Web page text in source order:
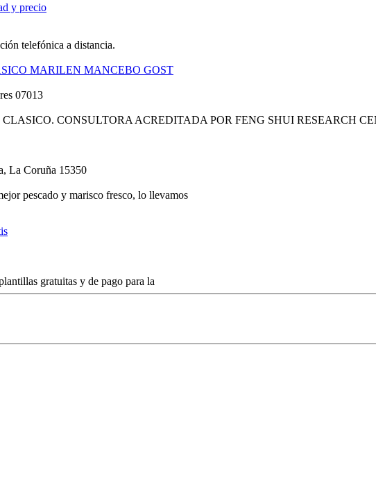
y precio
telefónica a distancia.
MARILEN MANCEBO GOST
07013
CONSULTORA ACREDITADA POR FENG SHUI RESEARCH
La Coruña 15350
pescado y marisco fresco, lo llevamos
gratuitas y de pago para la